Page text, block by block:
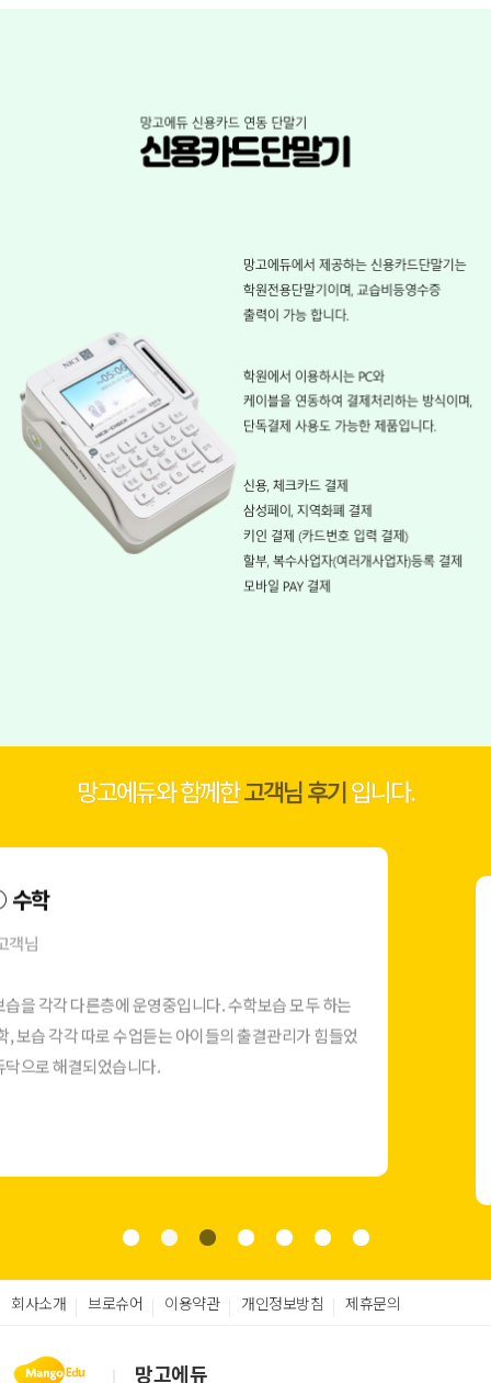
망고에듀와 함께한고객님 후기입니다.
□□ 보습 학원
아니 이게무슨일? 결제가 10초만에되네요? 처음에는 앱을 깔아야
된다고 해서 학부모님들이 불편해하셨는데 어머나 써보니까 좋아
하시네요 ㅎㅎ 그리고 며칠 전부터는 이음카드도 모바일간편결제
회사소개 브로슈어 이용약관 개인정보방침 제휴문의
망고에듀